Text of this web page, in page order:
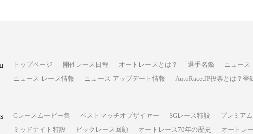
トップページ 開催レース日程 オートレースとは？ 選手名鑑 ニュース
ニュース-レース情報
ニュース-アップデート情報 AutoRace.JP投票とは？登
Gレースムービー集 ベストマッチオブザイヤー SGレース特設 プレミア
ミッドナイト特設
ビックレース回顧 オートレース70年の歴史 オートレ